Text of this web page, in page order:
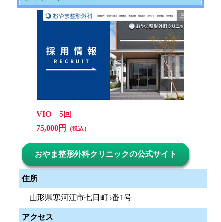
VIO 5回
75,000円
（税込）
おやま整形外科クリニックの公式サイト
住所
山形県寒河江市七日町5番1号
アクセス